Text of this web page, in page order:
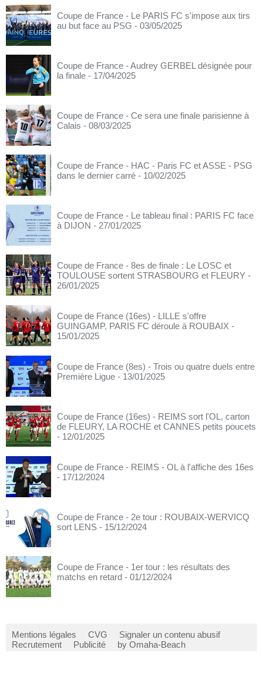
Coupe de France - Le PARIS FC s'impose aux tirs
au but face au PSG - 03/05/2025
Coupe de France - Audrey GERBEL désignée pour
la finale - 17/04/2025
Coupe de France - Ce sera une finale parisienne à
Calais - 08/03/2025
Coupe de France - HAC - Paris FC et ASSE - PSG
dans le dernier carré - 10/02/2025
Coupe de France - Le tableau final : PARIS FC face
à DIJON - 27/01/2025
Coupe de France - 8es de finale : Le LOSC et
TOULOUSE sortent STRASBOURG et FLEURY -
26/01/2025
Coupe de France (16es) - LILLE s'offre
GUINGAMP, PARIS FC déroule à ROUBAIX -
15/01/2025
Coupe de France (8es) - Trois ou quatre duels entre
Première Ligue - 13/01/2025
Coupe de France (16es) - REIMS sort l'OL, carton
de FLEURY, LA ROCHE et CANNES petits poucets
- 12/01/2025
Coupe de France - REIMS - OL à l'affiche des 16es
- 17/12/2024
Coupe de France - 2e tour : ROUBAIX-WERVICQ
sort LENS - 15/12/2024
Coupe de France - 1er tour : les résultats des
matchs en retard - 01/12/2024
Mentions légales CVG
Signaler un contenu abusif
Recrutement
Publicité by Omaha-Beach